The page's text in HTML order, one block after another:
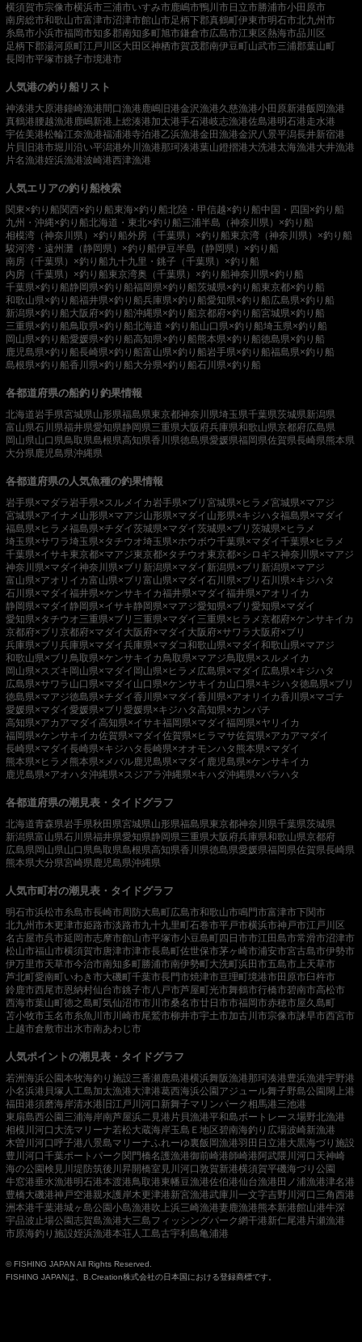
横須賀市宗像市横浜市三浦市いすみ市鹿嶋市鴨川市日立市勝浦市小田原市
南房総市和歌山市富津市沼津市館山市足柄下郡真鶴町伊東市明石市北九州市
糸島市小浜市福岡市知多郡南知多町旭市鎌倉市広島市江東区熱海市品川区
足柄下郡湯河原町江戸川区大田区神栖市賀茂郡南伊豆町山武市三浦郡葉山町
長岡市平塚市銚子市境港市
人気港の釣り船リスト
神湊港大原港鐘崎漁港間口漁港 鹿嶋旧港金沢漁港久慈漁港小田原新港飯岡漁港
真鶴港腰越漁港 鹿嶋新港 上総湊港加太港手石港岐志漁港佐島港明石港走水港
宇佐美港松輪江奈漁港福浦港寺泊港乙浜漁港金田漁港金沢八景平潟長井新宿港
片貝旧港市堀川沿い平潟港外川漁港那珂湊港葉山鐙摺港大洗港太海漁港大井漁港
片名漁港姪浜漁港波崎港西津漁港
人気エリアの釣り船検索
関東×釣り船関西×釣り船東海×釣り船北陸・甲信越×釣り船中国・四国×釣り船
九州・沖縄×釣り船北海道・東北×釣り船三浦半島（神奈川県）×釣り船
相模湾（神奈川県）×釣り船外房（千葉県）×釣り船東京湾（神奈川県）×釣り船
駿河湾・遠州灘（静岡県）×釣り船伊豆半島（静岡県）×釣り船
南房（千葉県）×釣り船九十九里・銚子（千葉県）×釣り船
内房（千葉県）×釣り船東京湾奥（千葉県）×釣り船神奈川県×釣り船
千葉県×釣り船静岡県×釣り船福岡県×釣り船茨城県×釣り船東京都×釣り船
和歌山県×釣り船福井県×釣り船兵庫県×釣り船愛知県×釣り船広島県×釣り船
新潟県×釣り船大阪府×釣り船沖縄県×釣り船京都府×釣り船宮城県×釣り船
三重県×釣り船鳥取県×釣り船北海道 ×釣り船山口県×釣り船埼玉県×釣り船
岡山県×釣り船愛媛県×釣り船高知県×釣り船熊本県×釣り船徳島県×釣り船
鹿児島県×釣り船長崎県×釣り船富山県×釣り船岩手県×釣り船福島県×釣り船
島根県×釣り船香川県×釣り船大分県×釣り船石川県×釣り船
各都道府県の船釣り釣果情報
北海道岩手県宮城県山形県福島県東京都神奈川県埼玉県千葉県茨城県新潟県
富山県石川県福井県愛知県静岡県三重県大阪府兵庫県和歌山県京都府広島県
岡山県山口県鳥取県島根県高知県香川県徳島県愛媛県福岡県佐賀県長崎県熊本県
大分県 鹿児島県沖縄県
各都道府県の人気魚種の釣果情報
岩手県×マダラ 岩手県×スルメイカ 岩手県×ブリ 宮城県×ヒラメ宮城県×マアジ
宮城県×アイナメ 山形県×マアジ山形県×マダイ 山形県×キジハタ福島県×マダイ
福島県×ヒラメ福島県×チダイ茨城県×マダイ茨城県×ブリ 茨城県×ヒラメ
埼玉県×サワラ埼玉県×タチウオ埼玉県×ホウボウ千葉県×マダイ千葉県×ヒラメ
千葉県×イサキ東京都×マアジ東京都×タチウオ東京都×シロギス神奈川県×マアジ
神奈川県×マダイ神奈川県×ブリ 新潟県×マダイ 新潟県×ブリ 新潟県×マアジ
富山県×アオリイカ富山県×ブリ 富山県×マダイ石川県×ブリ 石川県×キジハタ
石川県×マダイ福井県×ケンサキイカ福井県×マダイ福井県×アオリイカ
静岡県×マダイ静岡県×イサキ静岡県×マアジ愛知県×ブリ 愛知県×マダイ
愛知県×タチウオ三重県×ブリ 三重県×マダイ 三重県×ヒラメ京都府×ケンサキイカ
京都府×ブリ 京都府×マダイ 大阪府×マダイ 大阪府×サワラ 大阪府×ブリ
兵庫県×ブリ 兵庫県×マダイ兵庫県×マダコ和歌山県×マダイ和歌山県×マアジ
和歌山県×ブリ 鳥取県×ケンサキイカ 鳥取県×マアジ鳥取県×スルメイカ
岡山県×スズキ岡山県×マダイ 岡山県×ヒラメ 広島県×マダイ 広島県×キジハタ
広島県×サワラ 山口県×マダイ 山口県×ケンサキイカ 山口県×キジハタ徳島県×ブリ
徳島県×マアジ徳島県×チダイ香川県×マダイ香川県×アオリイカ香川県×マゴチ
愛媛県×マダイ愛媛県×ブリ 愛媛県×キジハタ高知県×カンパチ
高知県×アカアマダイ高知県×イサキ福岡県×マダイ福岡県×ヤリイカ
福岡県×ケンサキイカ佐賀県×マダイ佐賀県×ヒラマサ佐賀県×アカアマダイ
長崎県×マダイ長崎県×キジハタ長崎県×オオモンハタ 熊本県×マダイ
熊本県×ヒラメ 熊本県×メバル鹿児島県×マダイ 鹿児島県×ケンサキイカ
鹿児島県×アオハタ沖縄県×スジアラ沖縄県×キハダ沖縄県×バラハタ
各都道府県の潮見表・タイドグラフ
北海道青森県岩手県秋田県宮城県山形県福島県東京都神奈川県千葉県茨城県
新潟県富山県石川県福井県愛知県静岡県三重県大阪府兵庫県和歌山県京都府
広島県岡山県山口県鳥取県島根県高知県香川県徳島県愛媛県福岡県佐賀県長崎県
熊本県大分県宮崎県 鹿児島県沖縄県
人気市町村の潮見表・タイドグラフ
明石市浜松市糸島市長崎市周防大島町広島市和歌山市鳴門市富津市下関市
北九州市木更津市姫路市淡路市九十九里町石巻市平戸市横浜市神戸市江戸川区
名古屋市呉市延岡市志摩市館山市平塚市小豆島町四日市市江田島市常滑市沼津市
松山市福山市横須賀市唐津市津市長島町佐世保市茅ヶ崎市浦安市宮古島市伊勢市
伊万里市天草市今治市南知多町勝浦市南伊勢町大洗町浜田市五島市 上天草市
芦北町愛南町いわき市大磯町千葉市長門市焼津市亘理町境港市田原市臼杵市
鈴鹿市西尾市恩納村仙台市銚子市八戸市芦屋町光市舞鶴市行橋市碧南市高松市
西海市葉山町徳之島町気仙沼市市川市桑名市廿日市市福岡市赤穂市屋久島町
苫小牧市玉名市糸魚川市 川崎市尾鷲市柳井市宇土市加古川市宗像市諫早市西宮市
上越市倉敷市出水市南あわじ市
人気ポイントの潮見表・タイドグラフ
若洲海浜公園本牧海釣り施設三番瀬 鹿島港横浜舞阪漁港那珂湊港豊浜漁港宇野港
小名浜港 貝塚人工島加太漁港大津港葛西海浜公園アジュール舞子野島公園閖上港
福田港須磨海岸清水港 旧江戸川河口 新舞子マリンパーク相馬港三池港
東扇島西公園三浦海岸南芦屋浜二見港 片貝漁港平和島ボートレース場野北漁港
相模川河口 大洗マリーナ若松大蔵海岸玉島Ｅ地区碧南海釣り広場波崎新漁港
木曽川河口呼子港 八景島マリーナふれーゆ裏飯岡漁港羽田 日立港大黒海づり施設
豊川河口千葉ポートパーク関門橋名護漁港御前崎港師崎港阿武隈川河口 天神崎
海の公園検見川堤防筑後川昇開橋室見川河口敦賀新港横須賀平磯海づり公園
牛窓港垂水漁港明石港本渡港鳥取港東幡豆漁港佐伯港仙台漁港田ノ浦漁港津名港
豊橋大磯港神戸空港親水護岸木更津港新宮漁港武庫川一文字吉野川河口 三角西港
洲本港千葉港城ヶ島公園小島漁港吹上浜三崎漁港妻鹿漁港熊本新港館山港牛深
宇品波止場公園志賀島漁港大三島フィッシングパーク網干港新仁尾港 片瀬漁港
市原海釣り施設姪浜漁港本荘人工島古宇利島亀浦港
© FISHING JAPAN All Rights Reserved.
FISHING JAPANは、B.Creation株式会社の日本国における登録商標です。